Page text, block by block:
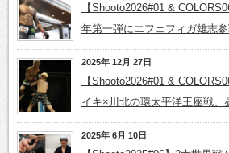
【Shooto2026#01 &
年第一弾にエフェフィガ雄志
2025年 12月 27日
【Shooto2026#01 &
イキ×川北の環太平洋王座戦、
2025年 6月 10日